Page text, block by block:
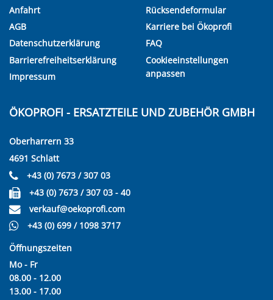
Anfahrt
AGB
Datenschutzerklärung
Barrierefreiheitserklärung
Impressum
Rücksendeformular
Karriere bei Ökoprofi
FAQ
Cookieeinstellungen
anpassen
ÖKOPROFI - ERSATZTEILE UND ZUBEHÖR GMBH
Oberharrern 33
4691 Schlatt
+43 (0) 7673 / 307 03
+43 (0) 7673 / 307 03 - 40
verkauf@oekoprofi.com
+43 (0) 699 / 1098 3717
Öffnungszeiten
Mo - Fr
08.00 - 12.00
13.00 - 17.00